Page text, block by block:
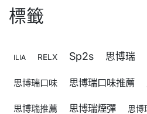
標籤
ILIA RELX Sp2s 思博瑞
思博瑞口味 思博瑞口味推薦
思博瑞推薦 思博瑞煙彈 思博